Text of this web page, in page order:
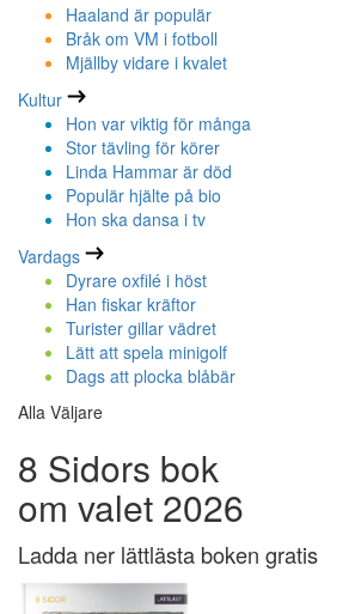
Haaland är populär
Bråk om VM i fotboll
Mjällby vidare i kvalet
Kultur
Hon var viktig för många
Stor tävling för körer
Linda Hammar är död
Populär hjälte på bio
Hon ska dansa i tv
Vardags
Dyrare oxfilé i höst
Han fiskar kräftor
Turister gillar vädret
Lätt att spela minigolf
Dags att plocka blåbär
Alla Väljare
8 Sidors bok
om valet 2026
Ladda ner lättlästa boken gratis